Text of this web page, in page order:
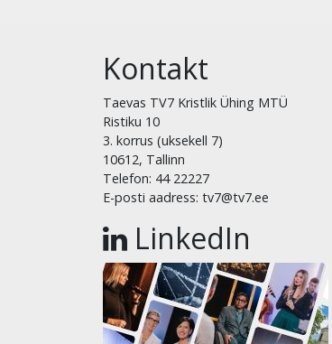
Kontakt
Taevas TV7 Kristlik Ühing MTÜ
Ristiku 10
3. korrus (uksekell 7)
10612, Tallinn
Telefon: 44 22227
E-posti aadress: tv7@tv7.ee
LinkedIn